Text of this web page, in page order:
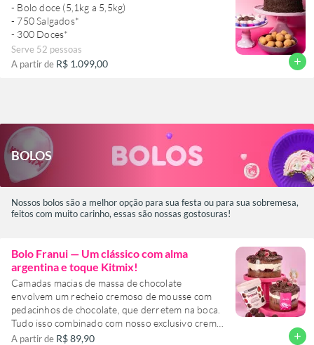
- Bolo doce (5,1kg a 5,5kg)
- 750 Salgados*
Serve 52 pessoas
A partir de R$ 1.099,00 add
BOLOSㅤ
Nossos bolos são a melhor opção para sua festa ou para sua sobremesa,
feitos com muito carinho, essas são nossas gostosuras!
Bolo Franui — Um clássico com alma
argentina e toque Kitmix!
Camadas macias de massa de chocolate
envolvem um recheio cremoso de mousse com
pedacinhos de chocolate, que derretem na boca.
Tudo isso combinado com nosso exclusivo creme
branco Kitmix. E pra surpreender, uma camada
A partir de R$ 89,90 add